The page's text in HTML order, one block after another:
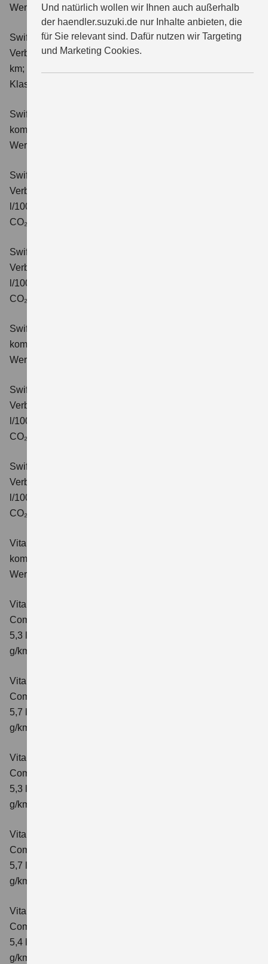
Und natürlich wollen wir Ihnen auch außerhalb
der haendler.suzuki.de nur Inhalte anbieten, die
für Sie relevant sind. Dafür nutzen wir Targeting
und Marketing Cookies.
Wert der CO₂-Emission: 98 g/km; CO₂-Klasse: C.
Swift 1.2 DUALJET HYBRID ALLGRIP Club
Verbrauchswerte: kombinierter Energieverbrauch 4,9 l/100
km; kombinierter Wert der CO₂-Emission: 111 g/km; CO₂-
Klasse: C.
Swift 1.2 DUALJET HYBRID Comfort
kombinierter Energieverbrauch 4,4 l/100km; kombinierter
Wert der CO₂-Emission: 99 g/km; CO₂-Klasse: C.
Swift 1.2 DUALJET HYBRID CVT Comfort
Verbrauchswerte: kombinierter Energieverbrauch 4,7
l/100km; kombinierter Wert der CO₂-Emission: 106 g/km;
CO₂-Klasse: C.
Swift 1.2 DUALJET HYBRID ALLGRIP Comfort
Verbrauchswerte: kombinierter Energieverbrauch 4,9
l/100km; kombinierter Wert der CO₂-Emission: 110 g/km;
CO₂-Klasse: C.
Swift 1.2 DUALJET HYBRID Comfort+
kombinierter Energieverbrauch 4,4 l/100km; kombinierter
Wert der CO₂-Emission: 99 g/km; CO₂-Klasse: C.
Swift 1.2 DUALJET HYBRID CVT Comfort+
Verbrauchswerte: kombinierter Energieverbrauch 4,7
l/100km; kombinierter Wert der CO₂-Emission: 106 g/km;
CO₂-Klasse: C.
Swift 1.2 DUALJET HYBRID ALLGRIP Comfort+
Verbrauchswerte: kombinierter Energieverbrauch 4,9
l/100km; kombinierter Wert der CO₂-Emission: 110 g/km;
CO₂-Klasse: C.
Vitara 1.4 BOOSTERJET HYBRID Club
kombinierter Energieverbrauch 5,3 l/100km; kombinierter
Wert der CO₂-Emission: 119 g/km; CO₂-Klasse: D
Vitara 1.4 BOOSTERJET HYBRID
Comfort
5,3 l/100km; kombinierter Wert der CO₂-Emission: 119
g/km; CO₂-Klasse: D
Vitara 1.4 BOOSTERJET HYBRID AT
Comfort
5,7 l/100 km; kombinierter Wert der CO₂-Emission: 129
g/km; CO₂-Klasse: D
Vitara 1.4 BOOSTERJET HYBRID
Comfort+
5,3 l/100km; kombinierter Wert der CO₂-Emission: 120
g/km; CO₂-Klasse: D
Vitara 1.4 BOOSTERJET HYBRID AT
Comfort+
5,7 l/100km; kombinierter Wert der CO₂-Emission: 130
g/km; CO₂-Klasse: D
Vitara 1.4 BOOSTERJET HYBRID ALLGRIP
Comfort
5,4 l/100km; kombinierter Wert der CO₂-Emission: 129
g/km; CO₂-Klasse: D